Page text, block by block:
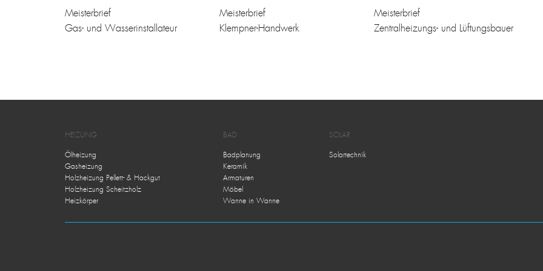
Meisterbrief
Gas- und Wasserinstallateur
Meisterbrief
Klempner-Handwerk
Meisterbrief
Zentralheizungs- und Lüftungsbauer
HEIZUNG
Ölheizung
Gasheizung
Holzheizung Pellett- & Hackgut
Holzheizung Scheitzholz
Heizkörper
BAD
Badplanung
Keramik
Armaturen
Möbel
Wanne in Wanne
SOLAR
Solartechnik